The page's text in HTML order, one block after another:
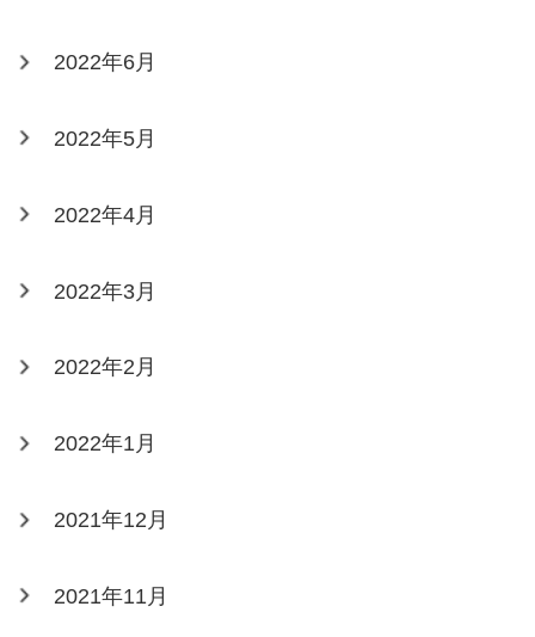
2022年6月
2022年5月
2022年4月
2022年3月
2022年2月
2022年1月
2021年12月
2021年11月